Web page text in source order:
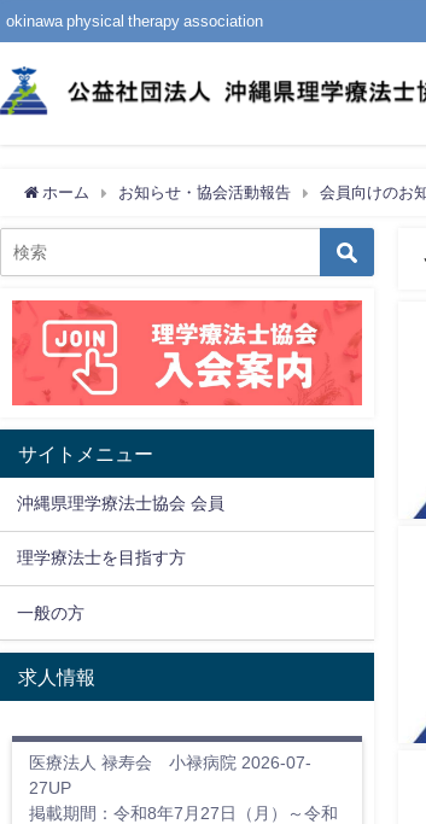
okinawa physical therapy association
ホーム お知らせ・協会活動報告 会員向けのお
サイトメニュー
沖縄県理学療法士協会 会員
理学療法士を目指す方
一般の方
求人情報
医療法人 禄寿会 小禄病院 2026-07-
27UP
掲載期間：令和8年7月27日（月）～令和